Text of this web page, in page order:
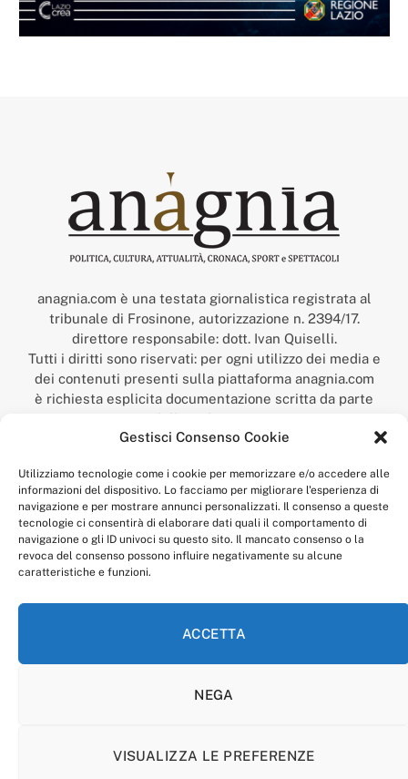
Gestisci Consenso Cookie
Utilizziamo tecnologie come i cookie per memorizzare e/o accedere alle
informazioni del dispositivo. Lo facciamo per migliorare l'esperienza di
navigazione e per mostrare annunci personalizzati. Il consenso a queste
tecnologie ci consentirà di elaborare dati quali il comportamento di
navigazione o gli ID univoci su questo sito. Il mancato consenso o la
revoca del consenso possono influire negativamente su alcune
caratteristiche e funzioni.
ACCETTA
NEGA
VISUALIZZA LE PREFERENZE
anagnia.com è una testata giornalistica registrata al
tribunale di Frosinone, autorizzazione n. 2394/17.
direttore responsabile: dott. Ivan Quiselli.
Tutti i diritti sono riservati: per ogni utilizzo dei media e
dei contenuti presenti sulla piattaforma anagnia.com
è richiesta esplicita documentazione scritta da parte
della redazione.
“Anagnia” è un marchio registrato presso l’Ufficio Italiano
Economico,
num. registrazione: 302017000014044 del 9 febbraio 2017.
Per contatti:redazione@anagnia.com
COOKIE POLICY